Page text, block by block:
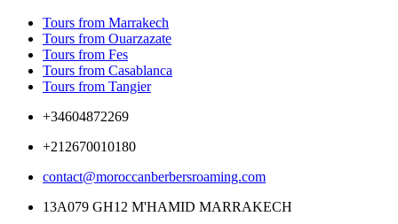
Tours from Marrakech
Tours from Ouarzazate
Tours from Fes
Tours from Casablanca
Tours from Tangier
+34604872269
+212670010180
contact@moroccanberbersroaming.com
13A079 GH12 M'HAMID MARRAKECH